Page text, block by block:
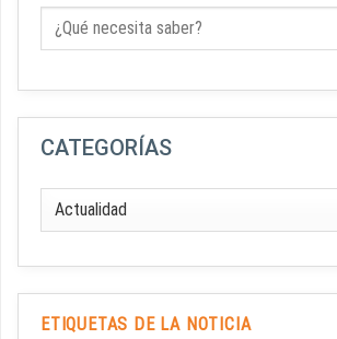
CATEGORÍAS
ETIQUETAS DE LA NOTICIA